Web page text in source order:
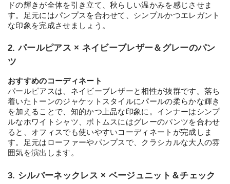
ドの輝きが全体を引き立て、秋らしい温かみを感じさせま
す。足元にはパンプスを合わせて、シンプルかつエレガント
な印象を完成させましょう。
2. パールピアス × ネイビーブレザー＆グレーのパン
ツ
おすすめのコーディネート
パールピアスは、ネイビーブレザーと相性が抜群です。落ち
着いたトーンのジャケットスタイルにパールの柔らかな輝き
を加えることで、知的かつ上品な印象に。インナーはシンプ
ルなホワイトシャツ、ボトムスにはグレーのパンツを合わせ
ると、オフィスでも使いやすいコーディネートが完成しま
す。足元はローファーやパンプスで、クラシカルな大人の雰
囲気を演出します。
3. シルバーネックレス × ベージュニット＆チェック